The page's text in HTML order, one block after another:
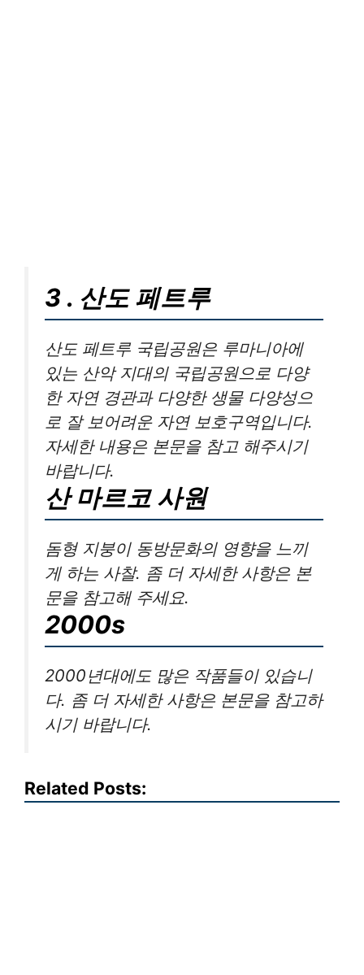
3 . 산도 페트루
산도 페트루 국립공원은 루마니아에
있는 산악 지대의 국립공원으로 다양
한 자연 경관과 다양한 생물 다양성으
로 잘 보어려운 자연 보호구역입니다.
자세한 내용은 본문을 참고 해주시기
바랍니다.
산 마르코 사원
돔형 지붕이 동방문화의 영향을 느끼
게 하는 사찰. 좀 더 자세한 사항은 본
문을 참고해 주세요.
2000s
2000년대에도 많은 작품들이 있습니
다. 좀 더 자세한 사항은 본문을 참고하
시기 바랍니다.
Related Posts: